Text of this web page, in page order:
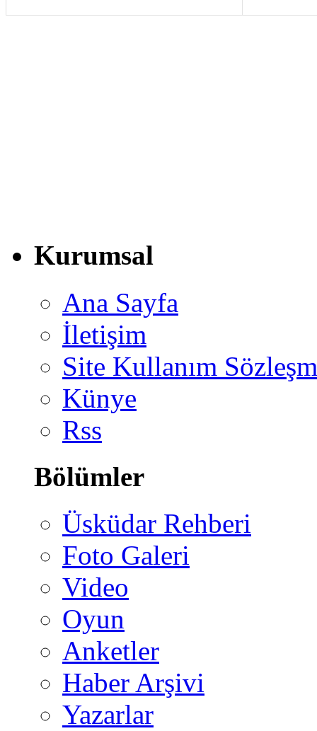
Kurumsal
Ana Sayfa
İletişim
Site Kullanım
Künye
Rss
Bölümler
Üsküdar Rehberi
Foto Galeri
Video
Oyun
Anketler
Haber Arşivi
Yazarlar